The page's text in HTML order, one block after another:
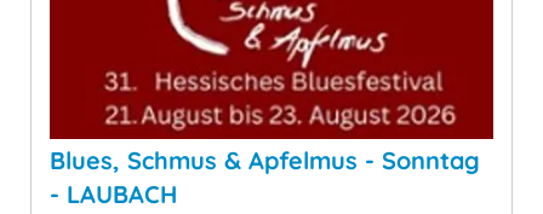
Blues, Schmus & Apfelmus - Sonntag
- LAUBACH